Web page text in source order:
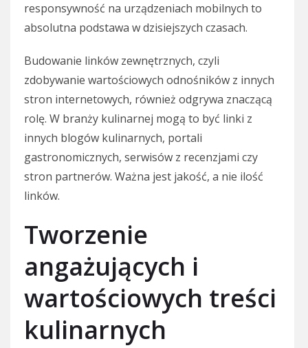
responsywność na urządzeniach mobilnych to
absolutna podstawa w dzisiejszych czasach.
Budowanie linków zewnętrznych, czyli
zdobywanie wartościowych odnośników z innych
stron internetowych, również odgrywa znaczącą
rolę. W branży kulinarnej mogą to być linki z
innych blogów kulinarnych, portali
gastronomicznych, serwisów z recenzjami czy
stron partnerów. Ważna jest jakość, a nie ilość
linków.
Tworzenie
angażujących i
wartościowych treści
kulinarnych